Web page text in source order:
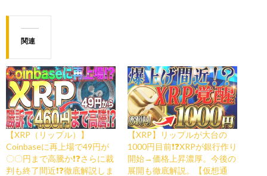
関連
【XRP（リップル）】
Coinbaseに再上場で49円が
〇〇円まで高騰か❗️❓さらに裁
判も終了間近❗️❓徹底解説しま
【XRP】リップルが大台の
1000円目前❗️❓XRPが銀行作り
開始→価格上昇濃厚。今後の
展開も徹底解説。【仮想通